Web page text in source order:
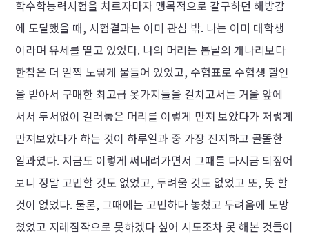
학수학능력시험을 치르자마자 맹목적으로 갈구하던 해방감
에 도달했을 때, 시험결과는 이미 관심 밖. 나는 이미 대학생
이라며 유세를 떨고 있었다. 나의 머리는 봄날의 개나리보다
한참은 더 일찍 노랗게 물들어 있었고, 수험표로 수험생 할인
을 받아서 구매한 최고급 옷가지들을 걸치고서는 거울 앞에
서서 두서없이 길러놓은 머리를 이렇게 만져 보았다가 저렇게
만져보았다가 하는 것이 하루일과 중 가장 진지하고 골똘한
일과였다. 지금도 이렇게 써내려가면서 그때를 다시금 되짚어
보니 정말 고민할 것도 없었고, 두려울 것도 없었고 또, 못 할
것이 없었다. 물론, 그때에는 고민하다 놓쳤고 두려움에 도망
쳤었고 지레짐작으로 못하겠다 싶어 시도조차 못 해본 것들이